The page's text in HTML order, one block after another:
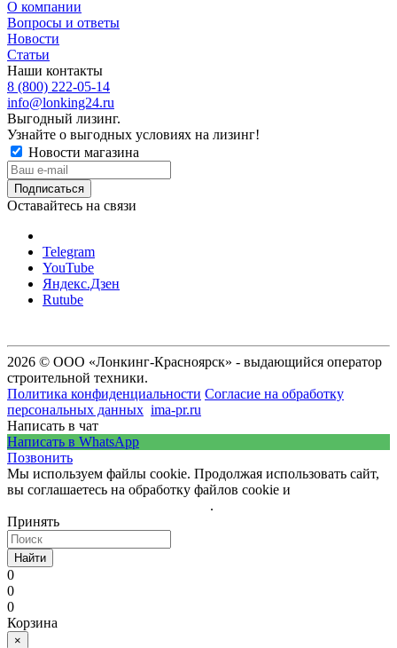
О компании
Вопросы и ответы
Новости
Статьи
Наши контакты
8 (800) 222-05-14
info@lonking24.ru
Выгодный лизинг.
Узнайте о выгодных условиях на лизинг!
Новости магазина
Оставайтесь на связи
Telegram
YouTube
Яндекс.Дзен
Rutube
2026 © ООО «Лонкинг-Красноярск» - выдающийся оператор
строительной техники.
Политика конфиденциальности Согласие на обработку
персональных данных ima-pr.ru
Написать в чат
Написать в WhatsApp
Позвонить
Мы используем файлы cookie. Продолжая использовать сайт,
вы соглашаетесь на обработку файлов cookie и
.
Принять
Найти
0
0
0
Корзина
×